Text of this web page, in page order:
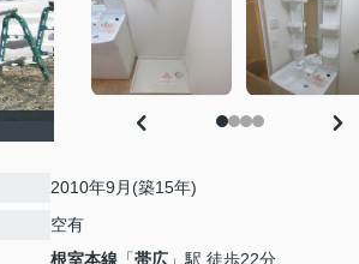
2010年9月(築15年)
空有
根室本線 「帯広 」駅 徒歩22分